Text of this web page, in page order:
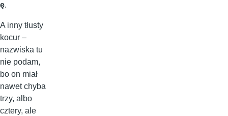
ę.
A inny tłusty
kocur –
nazwiska tu
nie podam,
bo on miał
nawet chyba
trzy, albo
cztery, ale